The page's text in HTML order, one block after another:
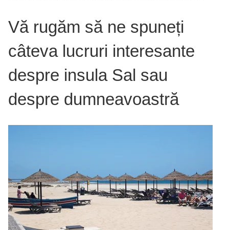
Vă rugăm să ne spuneți
câteva lucruri interesante
despre insula Sal sau
despre dumneavoastră